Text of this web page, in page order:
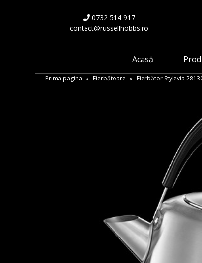
0732 514 917
contact@russellhobbs.ro
Acasă
Prima pagina » Fierbătoare » Fierbător Stylevia